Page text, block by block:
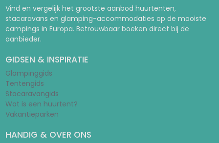
Vind en vergelijk het grootste aanbod huurtenten,
stacaravans en glamping-accommodaties op de mooiste
campings in Europa. Betrouwbaar boeken direct bij de
aanbieder.
GIDSEN & INSPIRATIE
Glampinggids
Tentengids
Stacaravangids
Wat is een huurtent?
Vakantieparken
HANDIG & OVER ONS